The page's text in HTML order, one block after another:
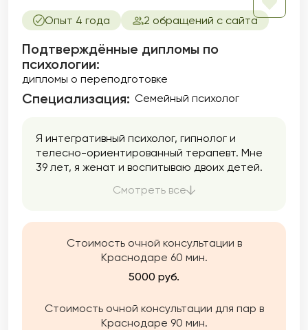
Опыт 4 года 2 обращений с сайта
Подтверждённые дипломы по
психологии:
дипломы о переподготовке
Специализация: Семейный психолог
Я интегративный психолог, гипнолог и
телесно-ориентированный терапевт. Мне
39 лет, я женат и воспитываю двоих детей.
— нести груз прошлого и пытаться
теоретик. Я практик, который прошел свой
путь исцеления и десятки специализаций,
чтобы помочь вам сделать то же самое — не
через глубокую работу с причиной
теле.
Смотреть все
Стоимость очной консультации в
Краснодаре 60 мин.
5000 руб.
Стоимость очной консультации для пар в
Краснодаре 90 мин.